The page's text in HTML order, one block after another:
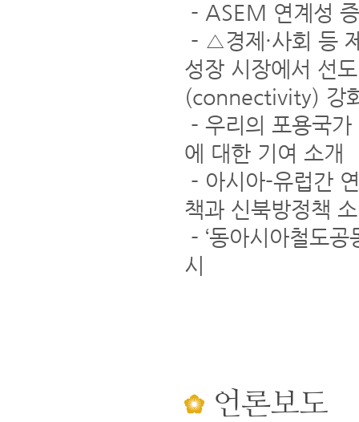
- ASEM 연계성
- △경제·사회 등
성장 시장에서 선
(connectivity) 강
- 우리의 포용국
에 대한 기여 소개
- 아시아-유럽간
책과 신북방정책
- ‘동아시아철도
시
언론보도